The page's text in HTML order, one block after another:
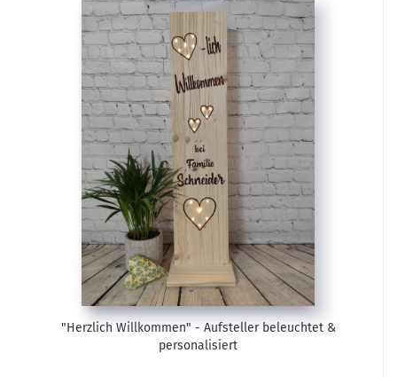
"Herzlich Willkommen" - Aufsteller beleuchtet &
personalisiert